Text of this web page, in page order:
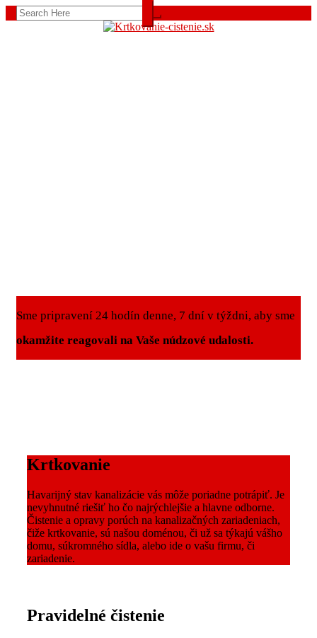
Sme pripravení 24 hodín denne, 7 dní v týždni, aby sme
okamžite reagovali na Vaše núdzové udalosti.
Krtkovanie
Havarijný stav kanalizácie vás môže poriadne potrápiť. Je
nevyhnutné riešiť ho čo najrýchlejšie a hlavne odborne.
Čistenie a opravy porúch na kanalizačných zariadeniach,
čiže krtkovanie, sú našou doménou, či už sa týkajú vášho
domu, súkromného sídla, alebo ide o vašu firmu, či
zariadenie.
Pravidelné čistenie